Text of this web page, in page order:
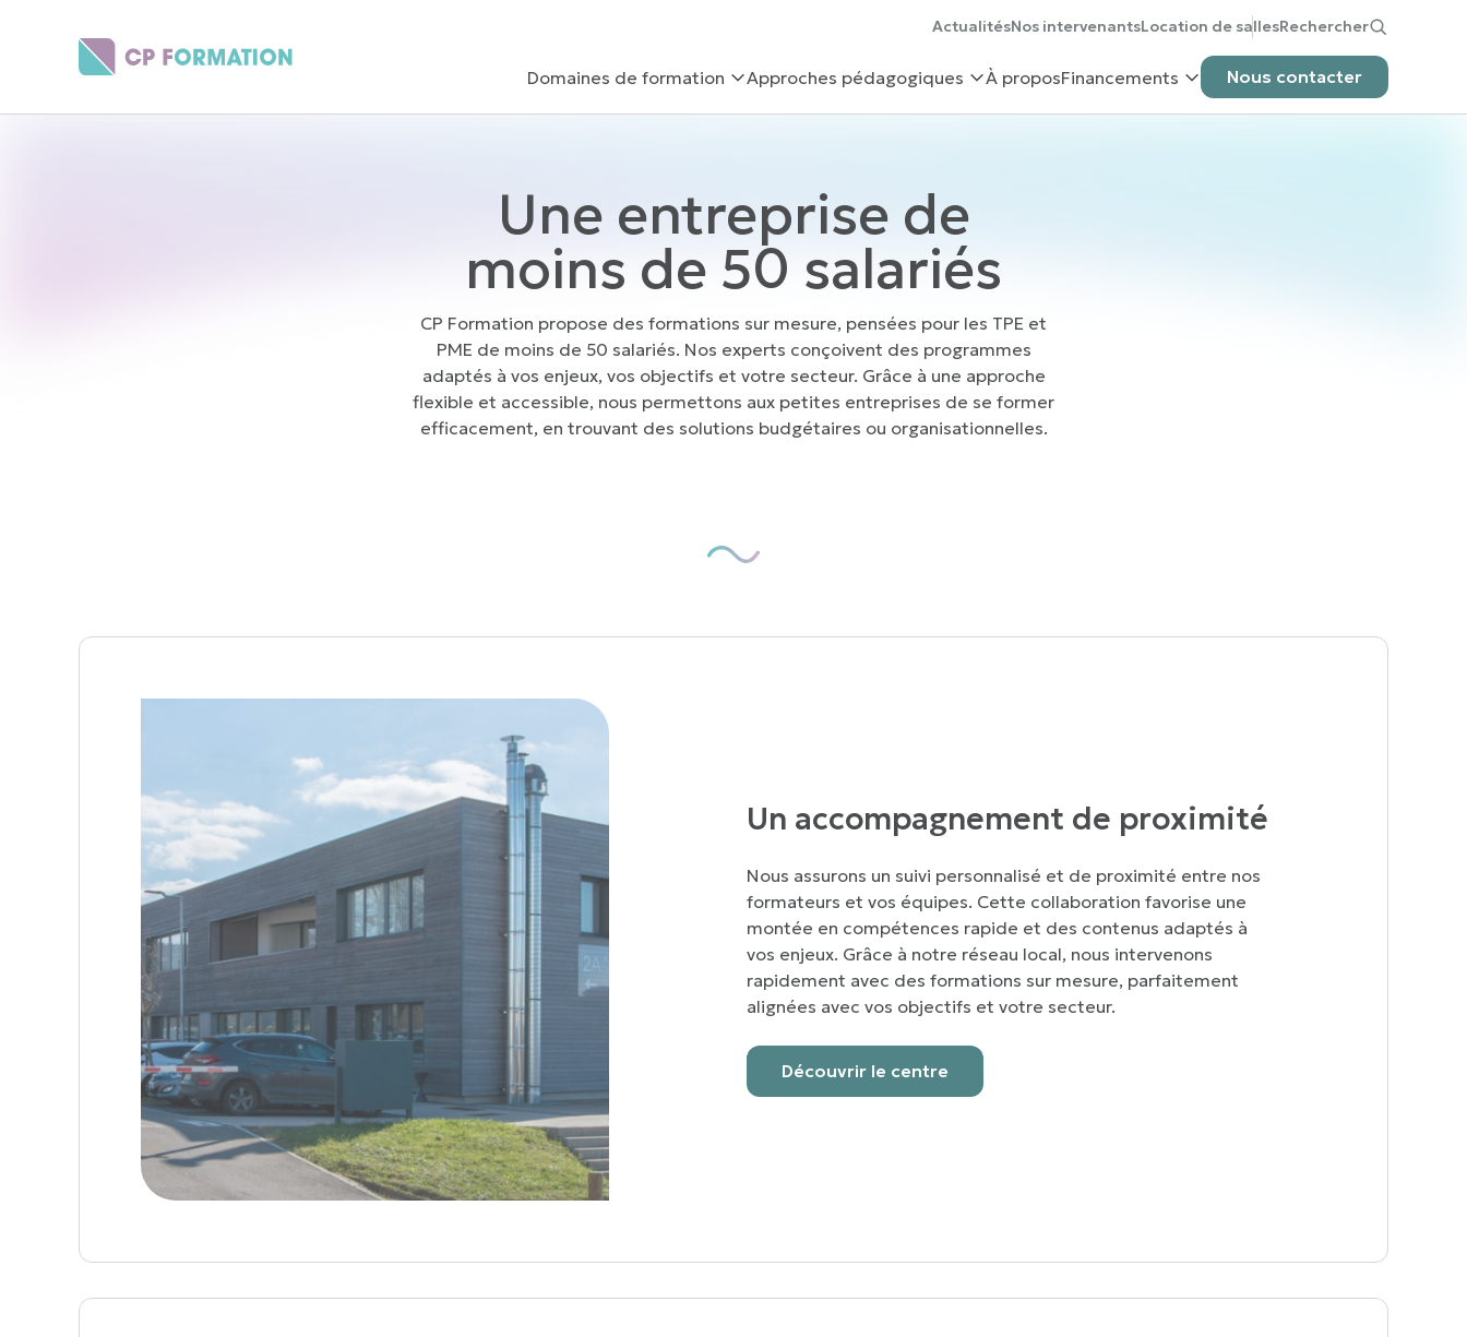
ActualitésNos intervenantsLocation de sallesRechercher
Domaines de formation Approches pédagogiques À proposFinancements Nous contacter
Une entreprise de
moins de 50 salariés
CP Formation propose des formations sur mesure, pensées pour les TPE et
PME de moins de 50 salariés. Nos experts conçoivent des programmes
adaptés à vos enjeux, vos objectifs et votre secteur. Grâce à une approche
flexible et accessible, nous permettons aux petites entreprises de se former
efficacement, en trouvant des solutions budgétaires ou organisationnelles.
Un accompagnement de proximité
Nous assurons un suivi personnalisé et de proximité entre nos
formateurs et vos équipes. Cette collaboration favorise une
montée en compétences rapide et des contenus adaptés à
vos enjeux. Grâce à notre réseau local, nous intervenons
rapidement avec des formations sur mesure, parfaitement
alignées avec vos objectifs et votre secteur.
Découvrir le centre